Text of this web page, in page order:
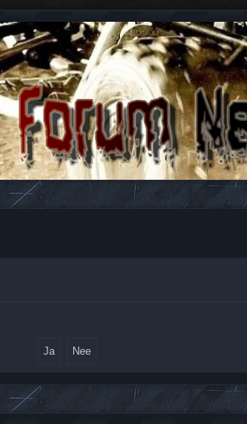
ATV's.